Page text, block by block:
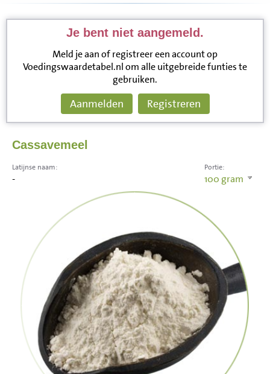
Je bent niet aangemeld.
Meld je aan of registreer een account op
Voedingswaardetabel.nl om alle uitgebreide funties te
gebruiken.
Aanmelden Registreren
Cassavemeel
Portie:
100 gram
Latijnse naam:
-